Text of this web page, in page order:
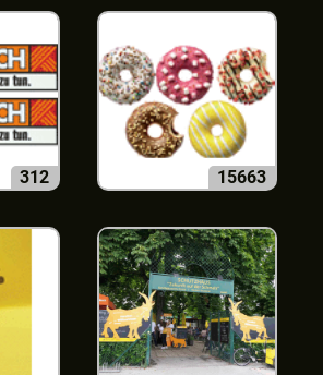
312 15663